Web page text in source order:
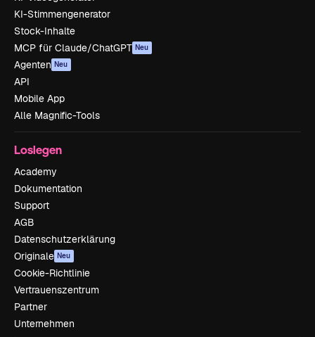
KI-Stimmengenerator
Stock-Inhalte
MCP für Claude/ChatGPT Neu
Agenten Neu
API
Mobile App
Alle Magnific-Tools
Loslegen
Academy
Dokumentation
Support
AGB
Datenschutzerklärung
Originale Neu
Cookie-Richtlinie
Vertrauenszentrum
Partner
Unternehmen